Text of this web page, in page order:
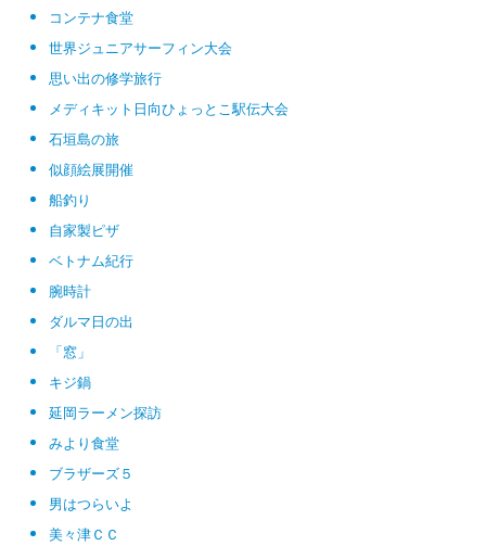
コンテナ食堂
世界ジュニアサーフィン大会
思い出の修学旅行
メディキット日向ひょっとこ駅伝大会
石垣島の旅
似顔絵展開催
船釣り
自家製ピザ
ベトナム紀行
腕時計
ダルマ日の出
「窓」
キジ鍋
延岡ラーメン探訪
みより食堂
ブラザーズ５
男はつらいよ
美々津ＣＣ